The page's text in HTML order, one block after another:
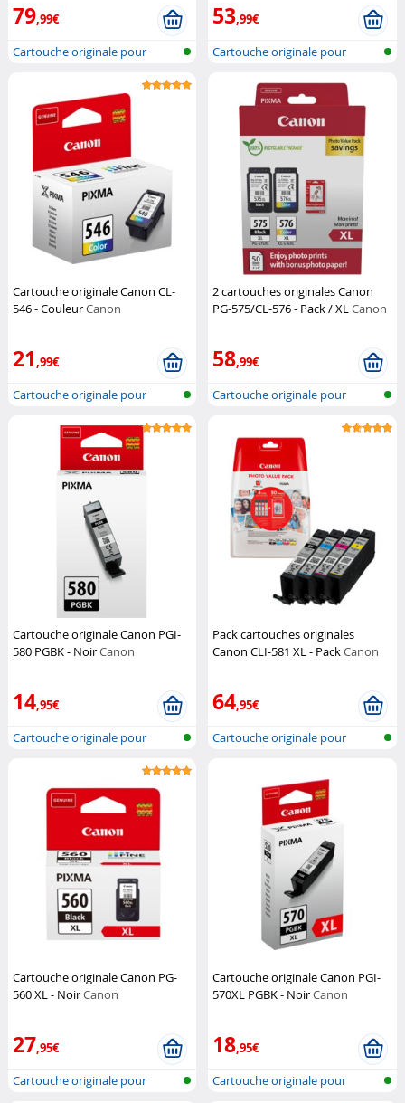
79,99€
Cartouche originale pour
53,99€
Cartouche originale pour
Cartouche originale Canon CL-
546 - CouleurCanon
21,99€
Cartouche originale pour
2 cartouches originales Canon
PG-575/CL-576 - Pack / XLCanon
58,99€
Cartouche originale pour
Cartouche originale Canon PGI-
580 PGBK - NoirCanon
14,95€
Cartouche originale pour
Pack cartouches originales
Canon CLI-581 XL - PackCanon
64,95€
Cartouche originale pour
Cartouche originale Canon PG-
560 XL - NoirCanon
27,95€
Cartouche originale pour
Cartouche originale Canon PGI-
570XL PGBK - NoirCanon
18,95€
Cartouche originale pour